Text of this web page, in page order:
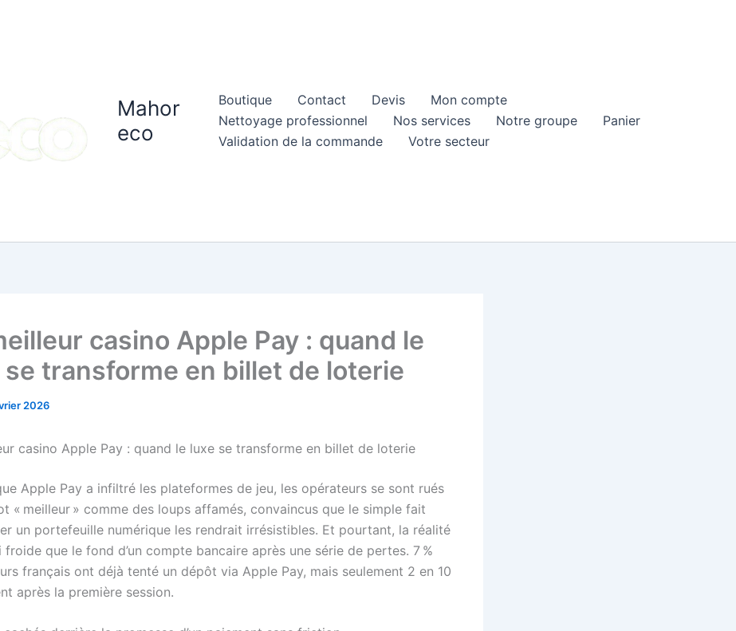
Mahor
eco
Boutique Contact Devis
Mon compte
Nettoyage professionnel
Nos services Notre groupe
Panier
Validation de la commande
Votre secteur
casino Apple Pay : quand le
se transforme en billet de loterie
2026
casino Apple Pay : quand le luxe se transforme en billet de loterie
Apple Pay a infiltré les plateformes de jeu, les opérateurs se sont rués
« meilleur » comme des loups affamés, convaincus que le simple fait
un portefeuille numérique les rendrait irrésistibles. Et pourtant, la réalité
froide que le fond d’un compte bancaire après une série de pertes. 7 %
français ont déjà tenté un dépôt via Apple Pay, mais seulement 2 en 10
après la première session.